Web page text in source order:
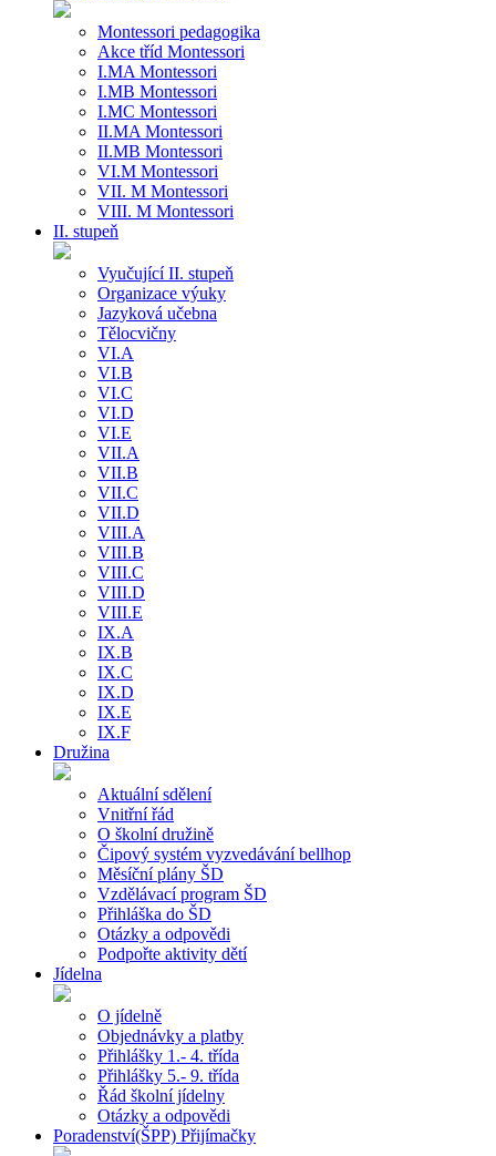
Montessori pedagogika
Akce tříd Montessori
I.MA Montessori
I.MB Montessori
I.MC Montessori
II.MA Montessori
II.MB Montessori
VI.M Montessori
VII. M Montessori
VIII. M Montessori
II. stupeň
Vyučující II. stupeň
Organizace výuky
Jazyková učebna
Tělocvičny
VI.A
VI.B
VI.C
VI.D
VI.E
VII.A
VII.B
VII.C
VII.D
VIII.A
VIII.B
VIII.C
VIII.D
VIII.E
IX.A
IX.B
IX.C
IX.D
IX.E
IX.F
Družina
Aktuální sdělení
Vnitřní řád
O školní družině
Čipový systém vyzvedávání bellhop
Měsíční plány ŠD
Vzdělávací program ŠD
Přihláška do ŠD
Otázky a odpovědi
Podpořte aktivity dětí
Jídelna
O jídelně
Objednávky a platby
Přihlášky 1.- 4. třída
Přihlášky 5.- 9. třída
Řád školní jídelny
Otázky a odpovědi
Poradenství(ŠPP) Přijímačky